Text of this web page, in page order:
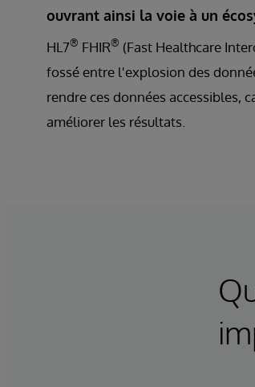
ouvrant ainsi la voie à un
HL7® FHIR® (Fast Healthcare
fossé entre l'explosion des
rendre ces données accessibles,
améliorer les résultats.